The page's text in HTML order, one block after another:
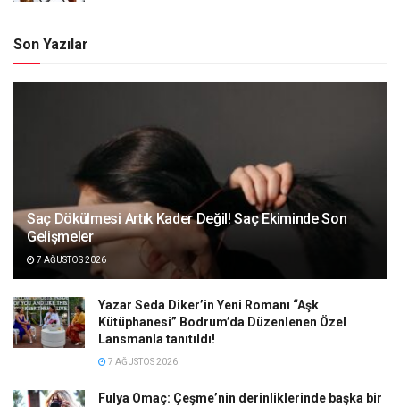
Son Yazılar
Saç Dökülmesi Artık Kader Değil! Saç Ekiminde Son
Gelişmeler
7 AĞUSTOS 2026
Yazar Seda Diker’in Yeni Romanı “Aşk
Kütüphanesi” Bodrum’da Düzenlenen Özel
Lansmanla tanıtıldı!
7 AĞUSTOS 2026
Fulya Omaç: Çeşme’nin derinliklerinde başka bir